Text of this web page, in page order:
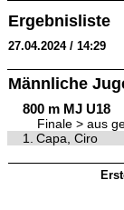
Ergebnisliste
27.04.2024 / 14:29
Männliche
800 m MJ U18
Finale > aus
1.
Capa, Ciro